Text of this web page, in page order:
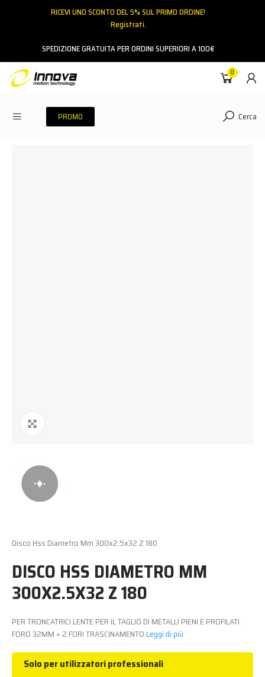
RICEVI UNO SCONTO DEL 5% SUL PRIMO ORDINE!
Registrati.
SPEDIZIONE GRATUITA PER ORDINI SUPERIORI A 100€
0
PROMO Cerca
Disco Hss Diametro Mm 300x2.5x32 Z 180
DISCO HSS DIAMETRO MM
300X2.5X32 Z 180
PER TRONCATRICI LENTE PER IL TAGLIO DI METALLI PIENI E PROFILATI.
FORO 32MM + 2 FORI TRASCINAMENTOLeggi di più
Solo per utilizzatori professionali